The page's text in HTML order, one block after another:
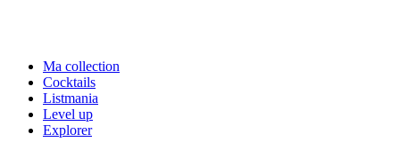
Ma collection
Cocktails
Listmania
Level up
Explorer